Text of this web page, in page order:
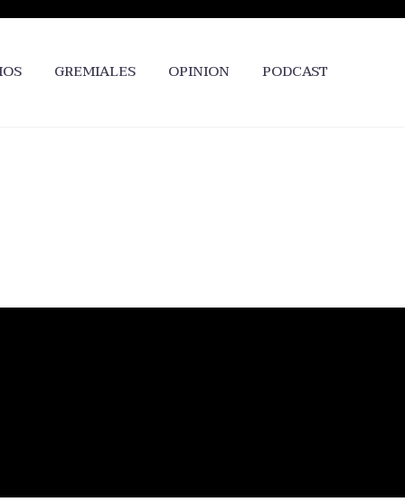
GREMIALES OPINION PODCAST